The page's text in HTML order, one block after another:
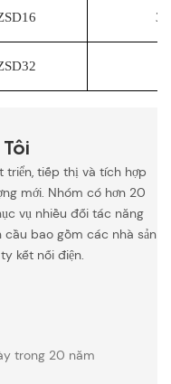
3.5
triển, tiếp thị và tích hợp
mới. Nhóm có hơn 20
vụ nhiều đối tác năng
cầu bao gồm các nhà sản
kết nối điện.
trong 20 năm